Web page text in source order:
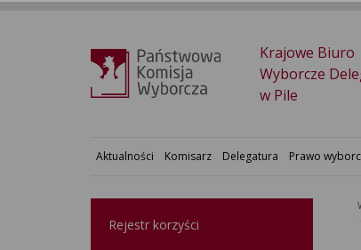
Krajowe Biuro
Wyborcze
w Pile
Aktualności Komisarz Delegatura Prawo
Rejestr korzyści